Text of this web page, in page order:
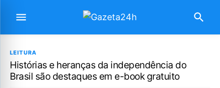
LEITURA
Histórias e heranças da independência do
Brasil são destaques em e-book gratuito